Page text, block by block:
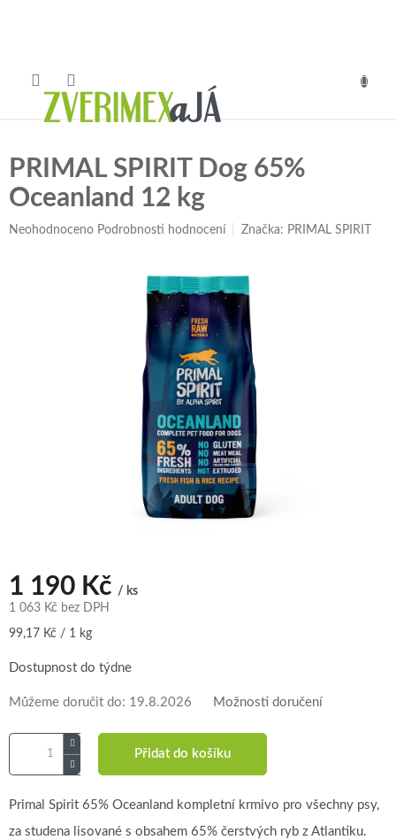
PRIMAL SPIRIT Dog 65%
Oceanland 12 kg
Průměrné
Neohodnoceno Podrobnosti hodnocení Značka: PRIMAL SPIRIT
1 190 Kč / ks
1 063 Kč bez DPH
Měrná
99,17 Kč / 1 kg
Dostupnost do týdne
Můžeme doručit do: 19.8.2026 Možnosti doručení
Přidat do košíku
Primal Spirit 65% Oceanland kompletní krmivo pro všechny psy,
za studena lisované s obsahem 65% čerstvých ryb z Atlantiku.